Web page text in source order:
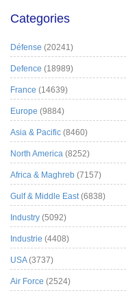
Categories
Défense (20241)
Defence (18989)
France (14639)
Europe (9884)
Asia & Pacific (8460)
North America (8252)
Africa & Maghreb (7157)
Gulf & Middle East(6838)
Industry (5092)
Industrie (4408)
USA(3737)
Air Force (2524)